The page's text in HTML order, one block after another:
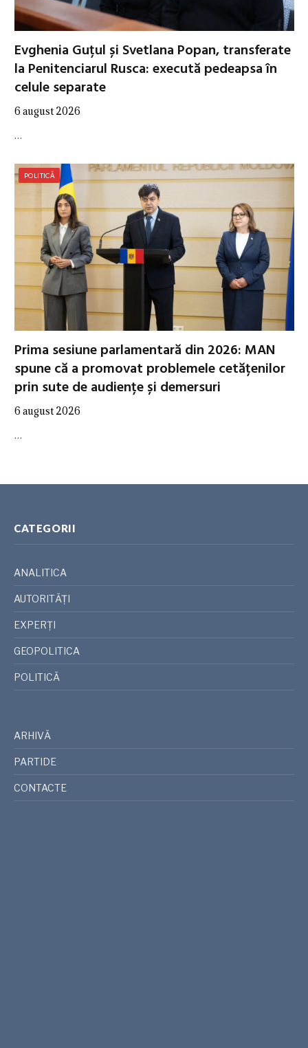
Evghenia Guțul și Svetlana Popan, transferate
la Penitenciarul Rusca: execută pedeapsa în
celule separate
6 august 2026
…
POLITICĂ
Prima sesiune parlamentară din 2026: MAN
spune că a promovat problemele cetățenilor
prin sute de audiențe și demersuri
6 august 2026
…
CATEGORII
ANALITICA
AUTORITĂȚI
EXPERȚI
GEOPOLITICA
POLITICĂ
ARHIVĂ
PARTIDE
CONTACTE